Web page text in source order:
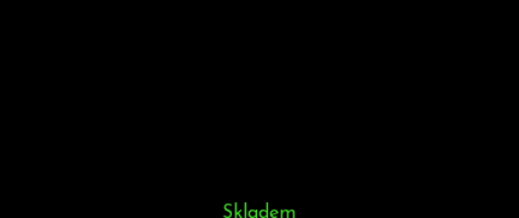
Skladem